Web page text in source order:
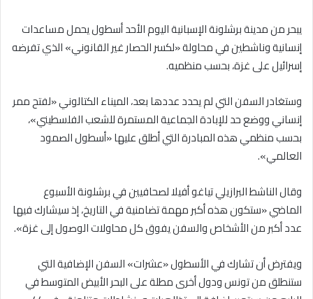
يبحر من مدينة برشلونة الإسبانية اليوم الأحد أسطول يحمل مساعدات
إنسانية وناشطين في محاولة «لكسر الحصار غير القانوني» الذي تفرضه
إسرائيل على غزة، بحسب منظميه.
وستغادر السفن التي لم يحدد عددها بعد، الميناء الكتالوني «لفتح ممر
إنساني ووضع حد للإبادة الجماعية المستمرة للشعب الفلسطيني»،
بحسب منظمي هذه المبادرة التي أطلق عليها «أسطول الصمود
العالمي».
وقال الناشط البرازيلي تياغو أفيلا لصحافيين في برشلونة الأسبوع
الماضي «ستكون هذه أكبر مهمة تضامنية في التاريخ، إذ سيشارك فيها
عدد أكبر من الأشخاص والسفن يفوق كل محاولات الوصول إلى غزة».
ويفترض أن تشارك في الأسطول «عشرات» السفن الإضافية التي
ستنطلق من تونس ودول أخرى مطلة على البحر الأبيض المتوسط في